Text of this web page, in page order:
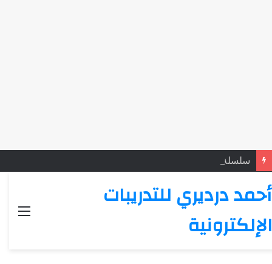
أحمد درديري للتدريبات
الإلكترونية